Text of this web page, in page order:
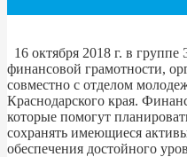
16 октября 2018 г. в
финансовой грамотности,
совместно с отделом
Краснодарского края.
которые помогут
сохранять имеющиеся
обеспечения достойного